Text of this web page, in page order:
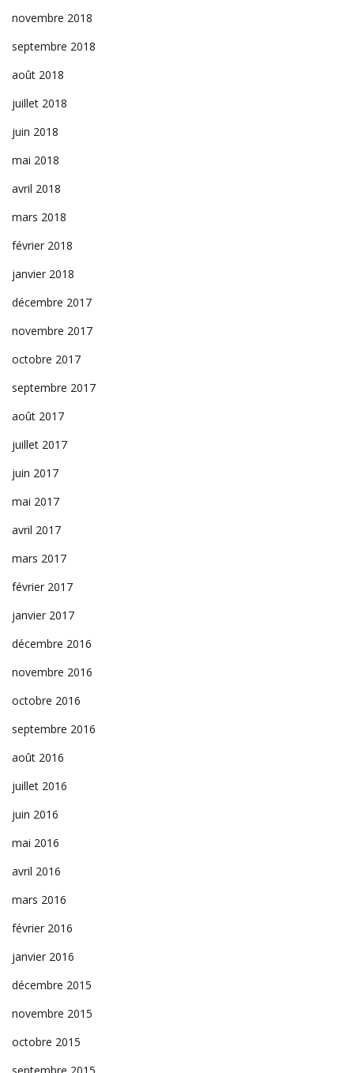
novembre 2018
septembre 2018
août 2018
juillet 2018
juin 2018
mai 2018
avril 2018
mars 2018
février 2018
janvier 2018
décembre 2017
novembre 2017
octobre 2017
septembre 2017
août 2017
juillet 2017
juin 2017
mai 2017
avril 2017
mars 2017
février 2017
janvier 2017
décembre 2016
novembre 2016
octobre 2016
septembre 2016
août 2016
juillet 2016
juin 2016
mai 2016
avril 2016
mars 2016
février 2016
janvier 2016
décembre 2015
novembre 2015
octobre 2015